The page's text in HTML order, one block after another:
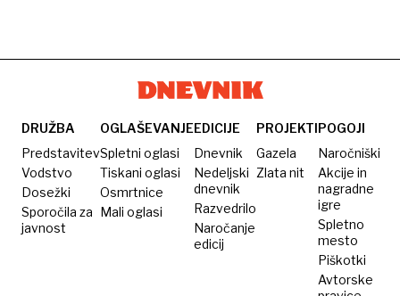
DRUŽBA
Predstavitev
Vodstvo
Dosežki
Sporočila za
javnost
OGLAŠEVANJE
Spletni oglasi
Tiskani oglasi
Osmrtnice
Mali oglasi
EDICIJE
Dnevnik
Nedeljski
dnevnik
Razvedrilo
Naročanje
edicij
PROJEKTI
Gazela
Zlata nit
POGOJI
Naročniški
Akcije in
nagradne
igre
Spletno
mesto
Piškotki
Avtorske